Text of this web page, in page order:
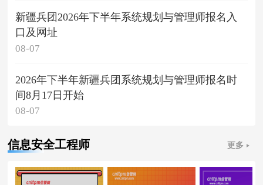
新疆兵团2026年下半年系统规划与管理师报名入
口及网址
08-07
2026年下半年新疆兵团系统规划与管理师报名时
间8月17日开始
08-07
信息安全工程师 更多